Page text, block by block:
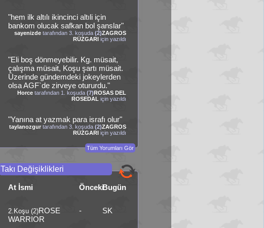
"hem ilk altılı ikincinci altıli için
bankom olucak safkan bol şanslar"
sayenizde tarafından 3. koşuda(2)ZAGROS
RÜZGARI için yazıldı
"Eli boş dönmeyebilir. Kg. müsait,
çalışma müsait, Koşu şartı müsait.
Üzerinde gündemdeki jokeylerden
olsa AGF`de zirveye otururdu."
Horce tarafından 1. koşuda(7)ROSAS DEL
ROSEDAL için yazıldı
"Yanına at yazmak para israfı olur"
taylanozgur tarafından 3. koşuda(2)ZAGROS
RÜZGARI için yazıldı
Tüm Yorumları Gör
Takı Değişiklikleri
At İsmi ÖncekiBugün
2.Koşu (2)ROSE
WARRIOR
- SK